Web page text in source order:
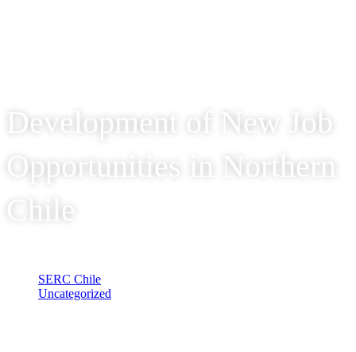
Development of New Job
Opportunities in Northern
Chile
SERC Chile
Uncategorized